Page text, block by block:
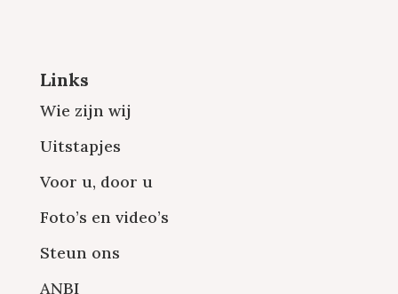
Links
Wie zijn wij
Uitstapjes
Voor u, door u
Foto’s en video’s
Steun ons
ANBI